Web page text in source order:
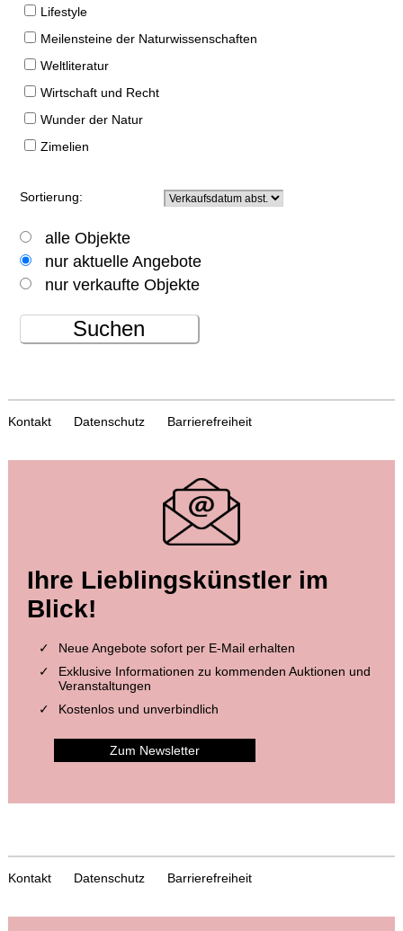
Lifestyle
Meilensteine der Naturwissenschaften
Weltliteratur
Wirtschaft und Recht
Wunder der Natur
Zimelien
Sortierung:
alle Objekte
nur aktuelle Angebote
nur verkaufte Objekte
Suchen
Kontakt Datenschutz Barrierefreiheit
Ihre Lieblingskünstler im
Blick!
Neue Angebote sofort per E-Mail erhalten
Exklusive Informationen zu kommenden Auktionen und
Veranstaltungen
Kostenlos und unverbindlich
Zum Newsletter
Kontakt Datenschutz Barrierefreiheit